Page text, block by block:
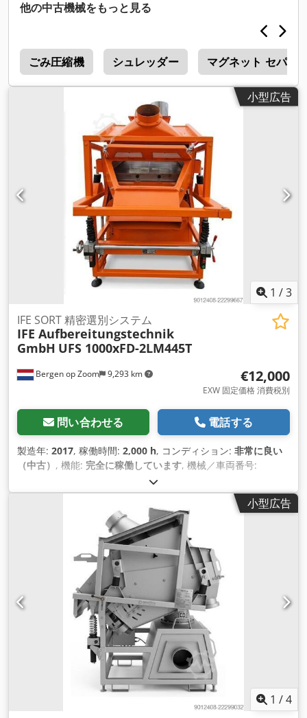
他の中古機械をもっと見る
ごみ圧縮機 シュレッダー マグネット セパレ
小型広告
1 /3
Bergen op Zoom 9,293 km
IFE SORT 精密選別システム
IFE Aufbereitungstechnik
GmbH UFS 1000xFD-2LM445T
€12,000
EXW 固定価格 消費税別
問い合わせる 電話する
製造年: 2017, 稼働時間: 2,000 h, コンディション: 非常に良い
（中古） , 機能: 完全に稼働しています, 機械／車両番号:
小型広告
1 /4